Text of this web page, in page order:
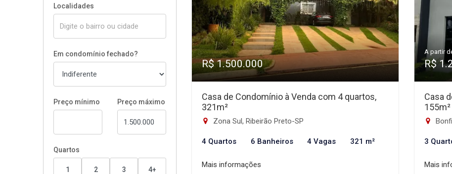
Localidades
Em condomínio fechado?
Preço mínimo Preço máximo
Quartos
1 2 3 4+
R$ 1.500.000
Casa de Condomínio à Venda com 4 quartos,
321m²
Zona Sul, Ribeirão Preto-SP
4 Quartos 6 Banheiros 4 Vagas 321 m²
Mais informações
A partir
R$
Casa
155m²
3
Mais